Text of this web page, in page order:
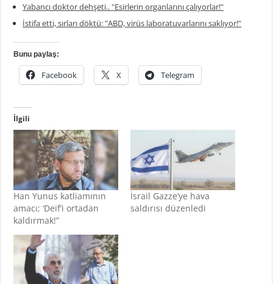
Yabancı doktor dehşeti.. "Esirlerin organlarını çalıyorlar!"
İstifa etti, sırları döktü: "ABD, virüs laboratuvarlarını saklıyor!"
Bunu paylaş:
Facebook X Telegram
İlgili
Han Yunus katliamının
amacı; ‘Deif’i ortadan
kaldırmak!”
İsrail Gazze’ye hava
saldırısı düzenledi